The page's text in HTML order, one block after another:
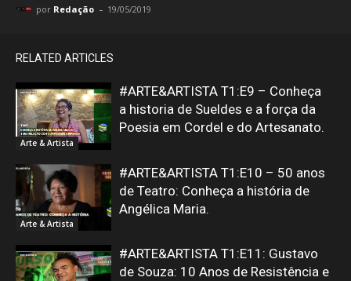
por Redação - 19/05/2019
RELATED ARTICLES
Arte & Artista
#ARTE&ARTISTA T1:E9 – Conheça
a historia de Sueldes e a força da
Poesia em Cordel e do Artesanato.
Arte & Artista
#ARTE&ARTISTA T1:E10 – 50 anos
de Teatro: Conheça a história de
Angélica Maria.
#ARTE&ARTISTA T1:E11: Gustavo
de Souza: 10 Anos de Resistência e